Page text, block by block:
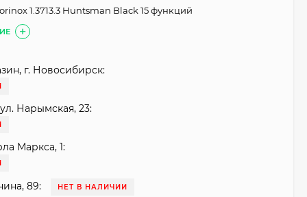
1.3713.3 Huntsman Black 15 функций
г. Новосибирск:
Нарымская, 23:
Маркса, 1:
89: НЕТ В НАЛИЧИИ